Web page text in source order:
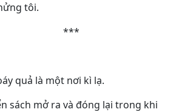
tôi.
quả là một nơi kì lạ.
sách mở ra và đóng lại trong khi